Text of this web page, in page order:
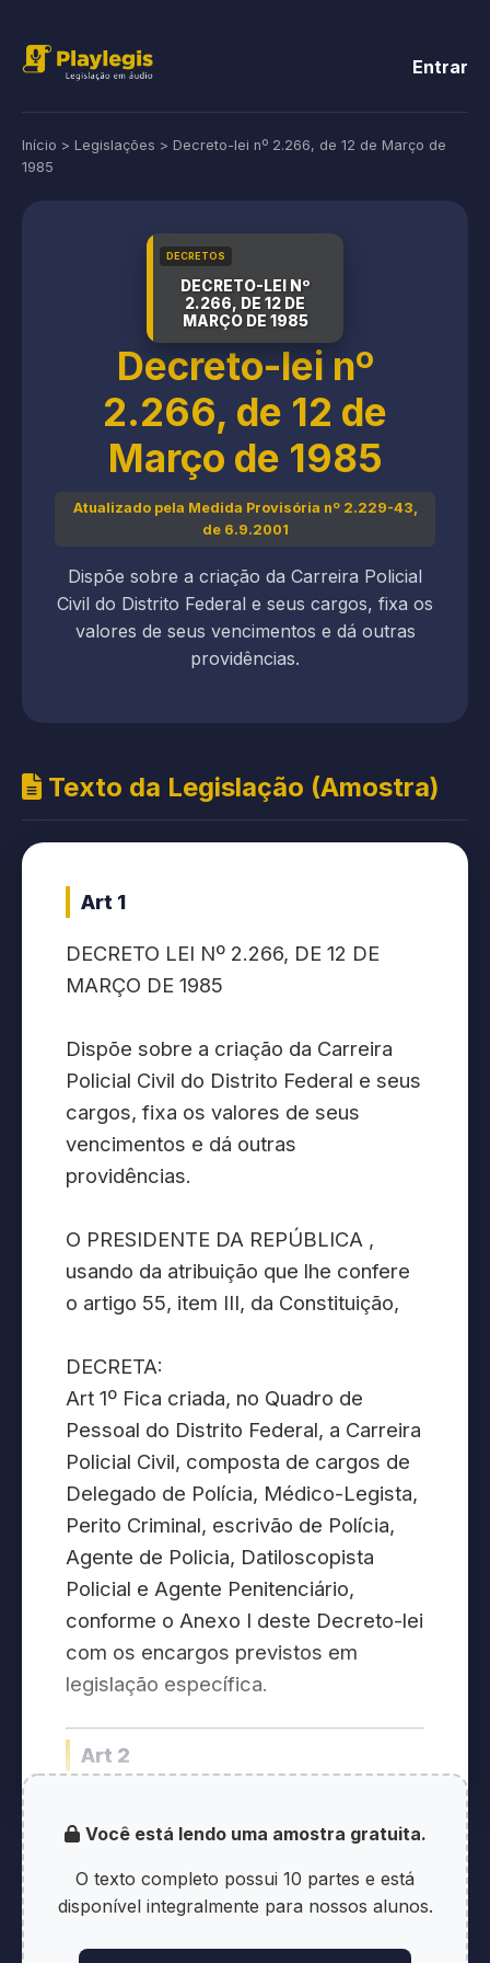
Entrar
Início > Legislações > Decreto-lei nº 2.266, de 12 de Março de
1985
DECRETOS
DECRETO-LEI Nº
2.266, DE 12 DE
MARÇO DE 1985
Decreto-lei nº
2.266, de 12 de
Março de 1985
Atualizado pela Medida Provisória nº 2.229-43,
de 6.9.2001
Dispõe sobre a criação da Carreira Policial
Civil do Distrito Federal e seus cargos, fixa os
valores de seus vencimentos e dá outras
providências.
Texto da Legislação (Amostra)
Art 1
DECRETO LEI Nº 2.266, DE 12 DE
MARÇO DE 1985
Dispõe sobre a criação da Carreira
Policial Civil do Distrito Federal e seus
cargos, fixa os valores de seus
vencimentos e dá outras
providências.
O PRESIDENTE DA REPÚBLICA ,
usando da atribuição que lhe confere
o artigo 55, item III, da Constituição,
DECRETA:
Art 1º Fica criada, no Quadro de
Pessoal do Distrito Federal, a Carreira
Policial Civil, composta de cargos de
Delegado de Polícia, Médico-Legista,
Perito Criminal, escrivão de Polícia,
Agente de Policia, Datiloscopista
Policial e Agente Penitenciário,
conforme o Anexo I deste Decreto-lei
com os encargos previstos em
legislação específica.
Art 2
das categorias funcionais do Grupo
Polícia Civil do Distrito Federal (PC-
200) existentes ficam transformadas
Você está lendo uma amostra gratuita.
O texto completo possui 10 partes e está
disponível integralmente para nossos alunos.